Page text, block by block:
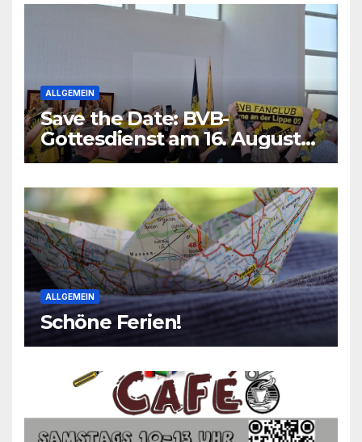
ALLGEMEIN
Save the Date: BVB-
Gottesdienst am 16. August
2026
ALLGEMEIN
Schöne Ferien!